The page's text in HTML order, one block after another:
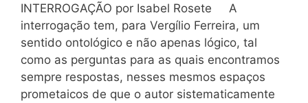
INTERROGAÇÃO por Isabel Rosete A
interrogação tem, para Vergílio Ferreira, um
sentido ontológico e não apenas lógico, tal
como as perguntas para as quais encontramos
sempre respostas, nesses mesmos espaços
prometaicos de que o autor sistematicamente